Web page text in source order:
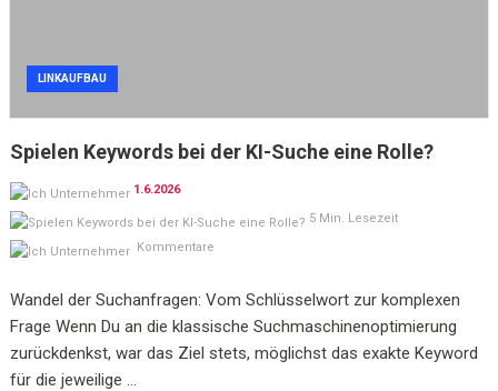
LINKAUFBAU
Spielen Keywords bei der KI-Suche eine Rolle?
1.6.2026
5 Min. Lesezeit
Kommentare
Wandel der Suchanfragen: Vom Schlüsselwort zur komplexen
Frage Wenn Du an die klassische Suchmaschinenoptimierung
zurückdenkst, war das Ziel stets, möglichst das exakte Keyword
für die jeweilige ...